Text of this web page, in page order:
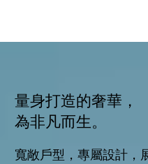
量身打造的奢華，
為非凡而生。
寬敞戶型，專屬設計，